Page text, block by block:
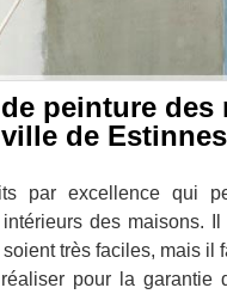
peinture des
de
par excellence qui
des maisons.
très faciles, mais il
pour la garantie